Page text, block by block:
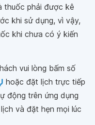
thuốc phải được kê
khi sử dụng, vì vậy,
khi chưa có ý kiến
vui lòng bấm số
hoặc đặt lịch trực tiếp
động trên ứng dụng
và đặt hẹn mọi lúc